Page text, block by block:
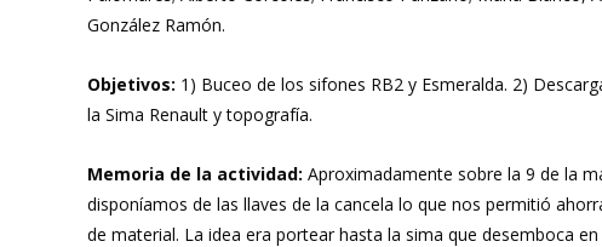
González Ramón.
Objetivos: 1) Buceo de los sifones RB2 y Esmeralda. 2)
la Sima Renault y topografía.
Memoria de la actividad: Aproximadamente sobre la 9 de la
disponíamos de las llaves de la cancela lo que nos permitió
de material. La idea era portear hasta la sima que desemboca